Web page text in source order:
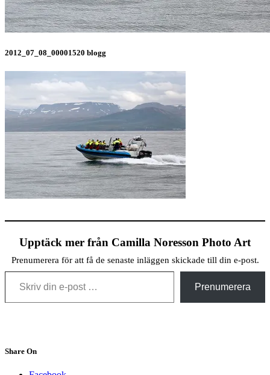
2012_07_08_00001520 blogg
Upptäck mer från Camilla Noresson Photo Art
Prenumerera för att få de senaste inläggen skickade till din e-post.
Skriv din e-post …
Prenumerera
Share On